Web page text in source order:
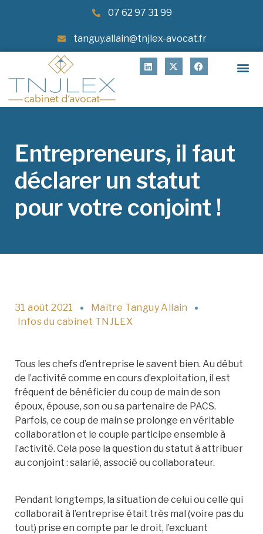
07 62 97 31 99
tanguy.allain@tnjlex-avocat.fr
Entrepreneurs, il faut
déclarer un statut
pour votre conjoint !
31 août 2021
Maître Tanguy Allain
Infos du cabinet TNJLEX
Tous les chefs d’entreprise le savent bien. Au début
de l’activité comme en cours d’exploitation, il est
fréquent de bénéficier du coup de main de son
époux, épouse, son ou sa partenaire de PACS.
Parfois, ce coup de main se prolonge en véritable
collaboration et le couple participe ensemble à
l’activité. Cela pose la question du statut à attribuer
au conjoint : salarié, associé ou collaborateur.
Pendant longtemps, la situation de celui ou celle qui
collaborait à l’entreprise était très mal (voire pas du
tout) prise en compte par le droit, l’excluant